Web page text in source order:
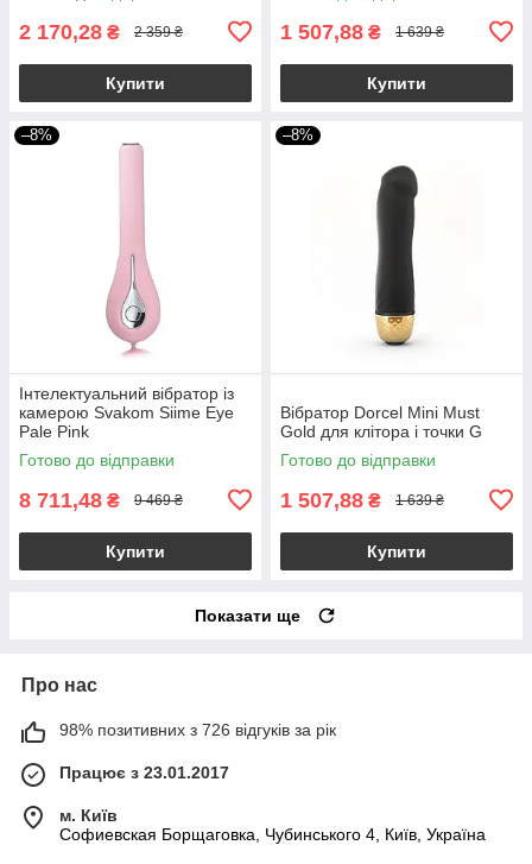
2 170,28 ₴ 2 359 ₴
Купити
1 507,88 ₴ 1 639 ₴
Купити
–8%
Інтелектуальний вібратор із
камерою Svakom Siime Eye
Pale Pink
Готово до відправки
8 711,48 ₴ 9 469 ₴
Купити
–8%
Вібратор Dorcel Mini Must
Gold для клітора і точки G
Готово до відправки
1 507,88 ₴ 1 639 ₴
Купити
Показати ще
Про нас
98% позитивних з 726 відгуків за рік
Працює з 23.01.2017
м. Київ
Софиевская Борщаговка, Чубинського 4, Київ, Україна